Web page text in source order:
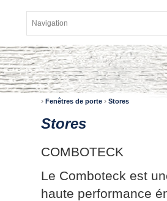
› Fenêtres de porte › Stores
Stores
COMBOTECK
Le Comboteck est
haute performance